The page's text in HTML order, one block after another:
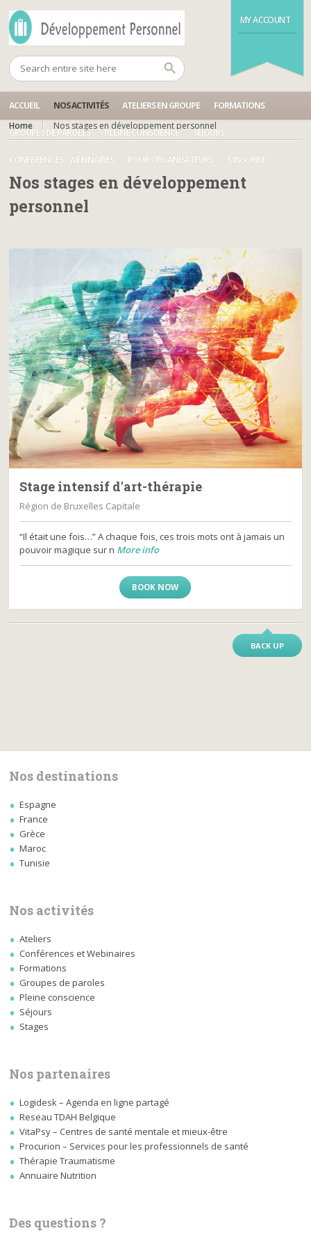
MY ACCOUNT
ACCUEIL NOS ACTIVITÉS ATELIERS EN GROUPE FORMATIONS
GROUPES DE PAROLES PLEINE CONSCIENCE SÉJOURS
CONFÉRENCES / WEBINAIRES POUR ORGANISATEURS S’INSCRIRE
Home Nos stages en développement personnel
Nos stages en développement
personnel
Stage intensif d'art-thérapie
Région de Bruxelles Capitale
“Il était une fois…” A chaque fois, ces trois mots ont à jamais un
pouvoir magique sur n More info
BOOK NOW
BACK UP
Nos destinations
Espagne
France
Grèce
Maroc
Tunisie
Nos activités
Ateliers
Conférences et Webinaires
Formations
Groupes de paroles
Pleine conscience
Séjours
Stages
Nos partenaires
Logidesk – Agenda en ligne partagé
Reseau TDAH Belgique
VitaPsy – Centres de santé mentale et mieux-être
Procurion – Services pour les professionnels de santé
Thérapie Traumatisme
Annuaire Nutrition
Des questions ?